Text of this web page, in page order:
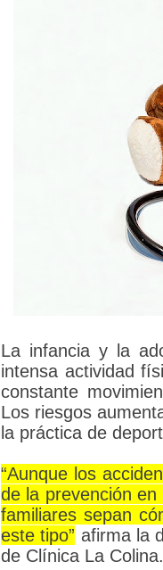
La infancia y la
intensa actividad
constante
Los riesgos
la práctica de
“Aunque los
de la prevención
familiares sepan
este tipo” afirma la
de Clínica La Colina.